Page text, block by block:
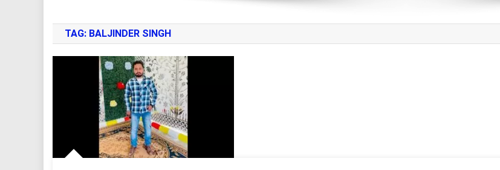
TAG: BALJINDER SINGH